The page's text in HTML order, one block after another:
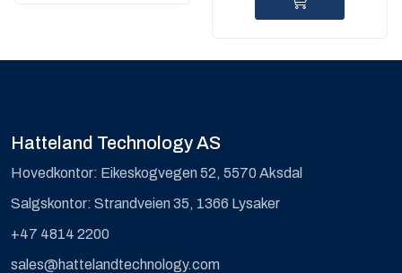
Hatteland Technology AS
Hovedkontor: Eikeskogvegen 52, 5570 Aksdal
Salgskontor: Strandveien 35, 1366 Lysaker
+47 4814 2200
sales@hattelandtechnology.com